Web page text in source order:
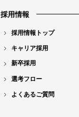
採用情報
採用情報トップ
キャリア採用
新卒採用
選考フロー
よくあるご質問